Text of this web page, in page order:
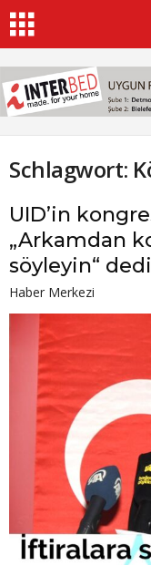
Schlagwort:
UID’in
„Arkamdan
söyleyin“ dedi
Haber Merkezi